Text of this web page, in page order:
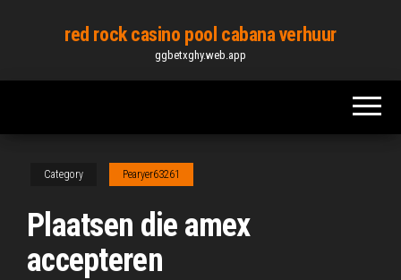
content
red rock casino pool cabana verhuur
ggbetxghy.web.app
Category Pearyer63261
Plaatsen die amex
accepteren